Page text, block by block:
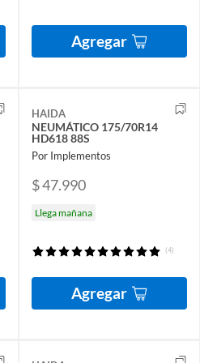
Agregar
HAIDA
NEUMÁTICO 175/70R14
HD618 88S
Por Implementos
$ 47.990
Llega mañana
(4)
Agregar